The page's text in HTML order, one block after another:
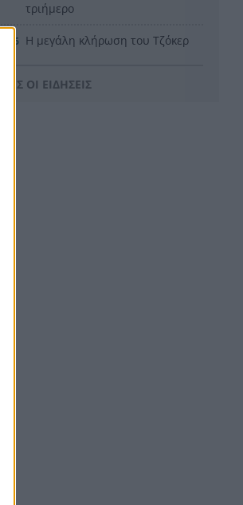
τριήμερο
22:36 Η μεγάλη κλήρωση του Τζόκερ
πρωτότυπα και Νικολάου,
ΟΛΕΣ ΟΙ ΕΙΔΗΣΕΙΣ